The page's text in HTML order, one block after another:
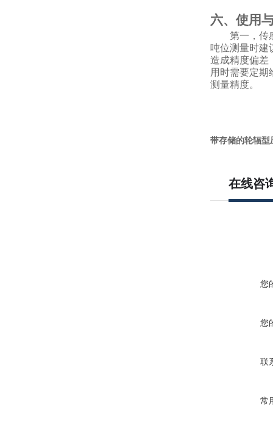
六、使用
第一，传
吨位测量时建
造成精度偏差
用时需要定期
测量精度。
带存储的轮辐型
在线咨
您
您
联
常